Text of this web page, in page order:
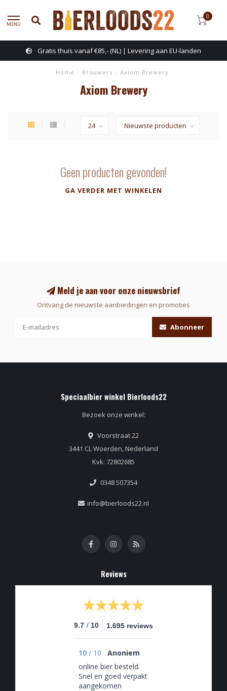
MENU
0
Gratis thuis vanaf €85,- (NL) | Levering aan EU-landen
Home / Brouwers / Axiom Brewery
Axiom Brewery
Geen producten gevonden!
GA VERDER MET WINKELEN
Meld je aan voor onze nieuwsbrief
Ontvang de nieuwste aanbiedingen en promoties
Abonneer
Speciaalbier winkel Bierloods22
Bezoek onze winkel:
Voorstraat 22
3441 CL Woerden, Nederland
Kvk: 72802685
0348 507354
info@bierloods22.nl
Reviews
9.7 / 10 1.695 reviews
10 / 10
Anoniem
online bier besteld.
Snel en goed verpakt
aangekomen